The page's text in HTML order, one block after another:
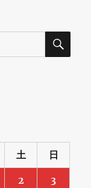
検
土 日
2 3